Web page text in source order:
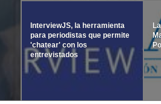
InterviewJS, la herramienta
para periodistas que permite
'chatear' con los
entrevistados